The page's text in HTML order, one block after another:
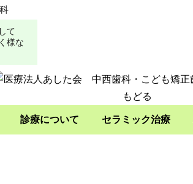
て
様な
診療について セラミック治療